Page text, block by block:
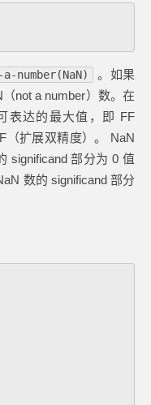
number(NaN)
。如果
not a number）数。在
表达的最大值，即 FF
（扩展双精度）。 NaN
significand 部分为 0 值
数的 significand 部分